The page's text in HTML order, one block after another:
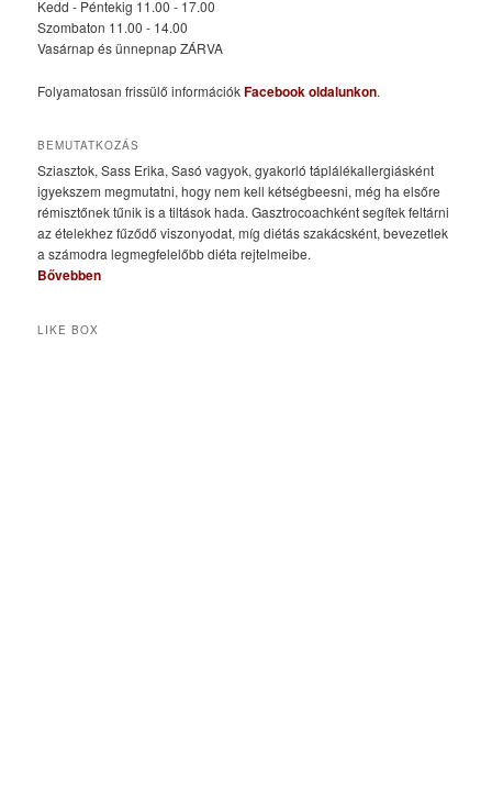
Kedd - Péntekig 11.00 - 17.00
Szombaton 11.00 - 14.00
Vasárnap és ünnepnap ZÁRVA
Folyamatosan frissülő információkFacebook oldalunkon.
BEMUTATKOZÁS
Sziasztok, Sass Erika, Sasó vagyok, gyakorló táplálékallergiásként
igyekszem megmutatni, hogy nem kell kétségbeesni, még ha elsőre
rémisztőnek tűnik is a tiltások hada. Gasztrocoachként segítek feltárni
az ételekhez fűződő viszonyodat, míg diétás szakácsként, bevezetlek
a számodra legmegfelelőbb diéta rejtelmeibe.
Bővebben
LIKE BOX